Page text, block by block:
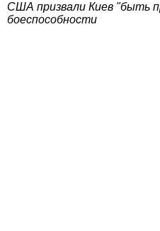
США призвали Киев "быть
боеспособности